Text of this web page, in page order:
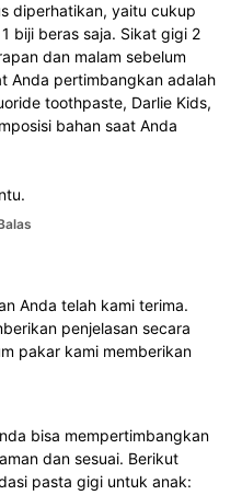
diperhatikan, yaitu cukup
biji beras saja. Sikat gigi 2
dan malam sebelum
Anda pertimbangkan adalah
toothpaste, Darlie Kids,
bahan saat Anda
Anda telah kami terima.
penjelasan secara
pakar kami memberikan
bisa mempertimbangkan
dan sesuai. Berikut
pasta gigi untuk anak: